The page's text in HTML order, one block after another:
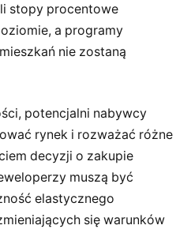
stopy procentowe
a programy
nie zostaną
potencjalni nabywcy
rynek i rozważać różne
decyzji o zakupie
muszą być
elastycznego
się warunków